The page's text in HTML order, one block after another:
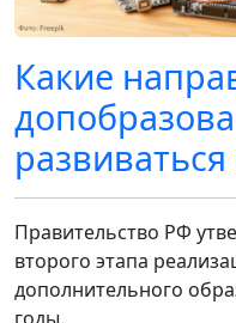
Какие
Правительство РФ
второго этапа
дополнительного